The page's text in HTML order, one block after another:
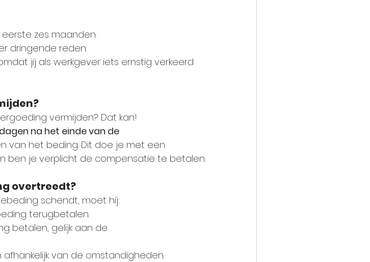
zes maanden.
dringende reden.
jij als werkgever iets ernstig verkeerd
vermijden? Dat kan!
na het einde van de
van het beding. Dit doe je met een
ben je verplicht de compensatie te betalen.
overtreedt?
schendt, moet hij:
terugbetalen.
betalen, gelijk aan de
van de omstandigheden.